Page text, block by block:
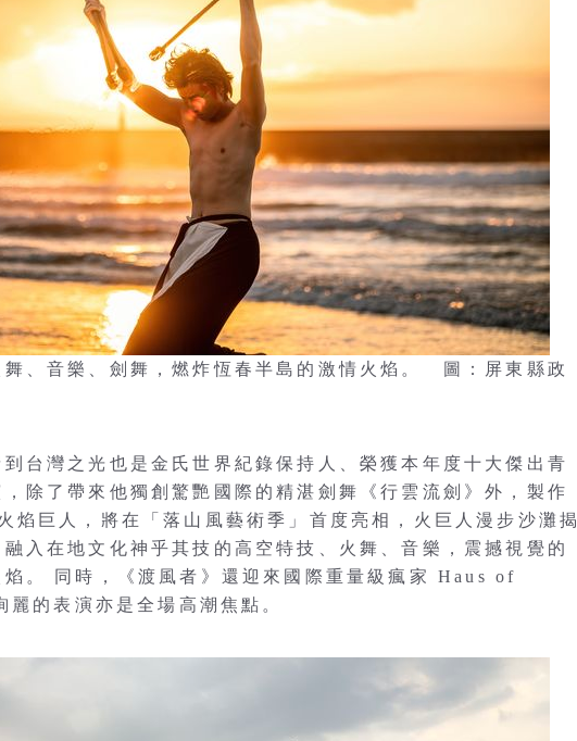
、音樂、劍舞，燃炸恆春半島的激情火焰。 圖：屏東縣政
台灣之光也是金氏世界紀錄保持人、榮獲本年度十大傑出青
除了帶來他獨創驚艷國際的精湛劍舞《行雲流劍》外，製作
焰巨人，將在「落山風藝術季」首度亮相，火巨人漫步沙灘揭
入在地文化神乎其技的高空特技、火舞、音樂，震撼視覺的
。 同時，《渡風者》還迎來國際重量級瘋家 Haus of
的表演亦是全場高潮焦點。